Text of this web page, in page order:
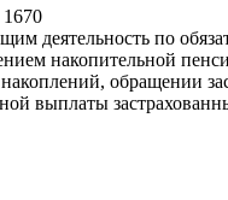
деятельность по
накопительной
обращении
выплаты